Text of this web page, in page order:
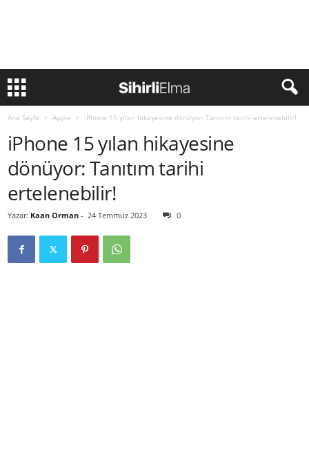
Ana Sayfa Apple iPhone 15 yılan hikayesine dönüyor: Tanıtım tarihi ertelenebilir!
iPhone 15 yılan hikayesine
dönüyor: Tanıtım tarihi
ertelenebilir!
Yazar: Kaan Orman - 24 Temmuz 2023 0